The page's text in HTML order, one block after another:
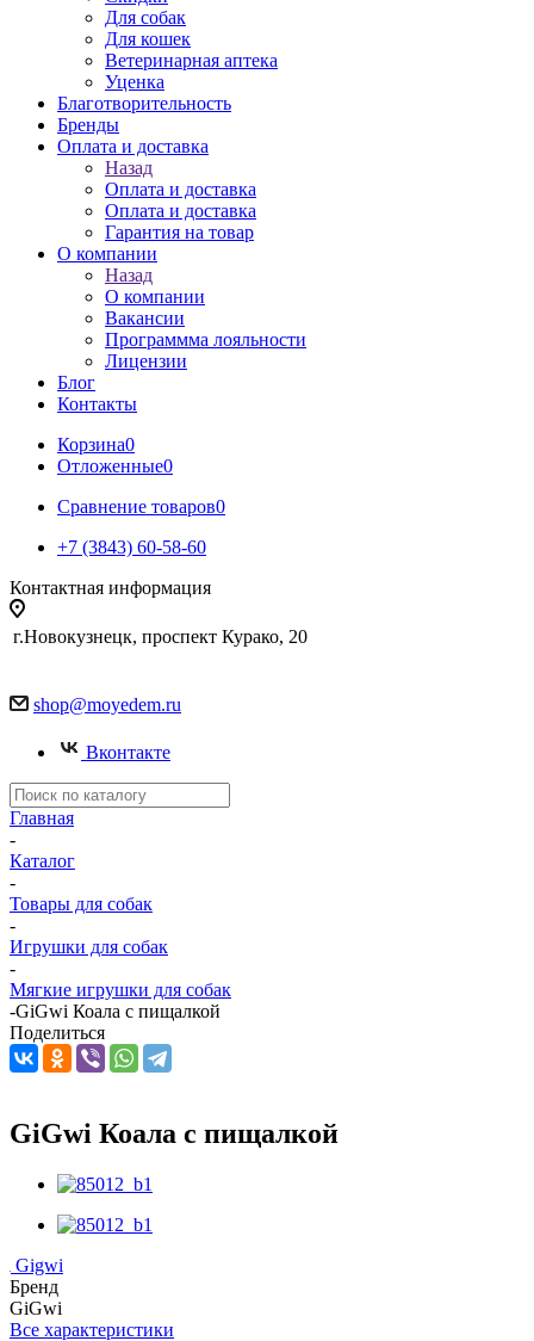
Для собак
Для кошек
Ветеринарная аптека
Уценка
Благотворительность
Бренды
Оплата и доставка
Назад
Оплата и доставка
Оплата и доставка
Гарантия на товар
О компании
Назад
О компании
Вакансии
Программма лояльности
Лицензии
Блог
Контакты
Корзина0
Отложенные0
Сравнение товаров0
+7 (3843) 60-58-60
Контактная информация
г.Новокузнецк, проспект Курако, 20
shop@moyedem.ru
Вконтакте
Главная
-
Каталог
-
Товары для собак
-
Игрушки для собак
-
Мягкие игрушки для собак
-GiGwi Коала с пищалкой
Поделиться
GiGwi Коала с пищалкой
Gigwi
Бренд
GiGwi
Все характеристики